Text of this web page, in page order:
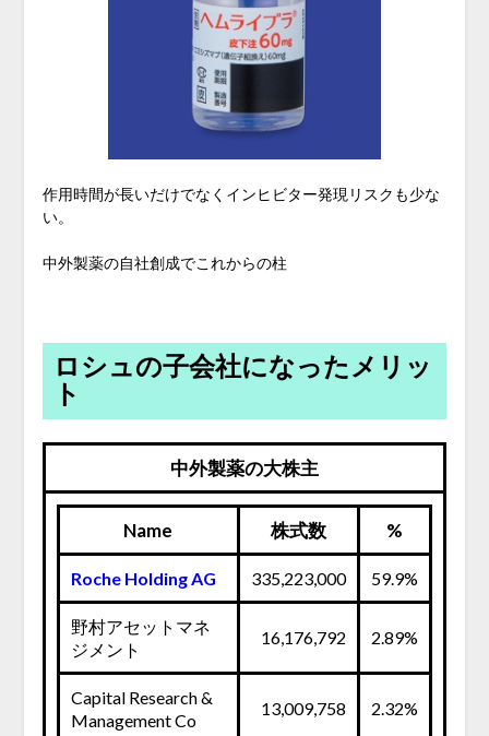
作用時間が長いだけでなくインヒビター発現リスクも少な
い。
中外製薬の自社創成でこれからの柱
ロシュの子会社になったメリッ
ト
中外製薬の大株主
Name 株式数 %
Roche Holding AG 335,223,000 59.9%
野村アセットマネ
ジメント
16,176,792 2.89%
Capital Research &
Management Co
13,009,758 2.32%